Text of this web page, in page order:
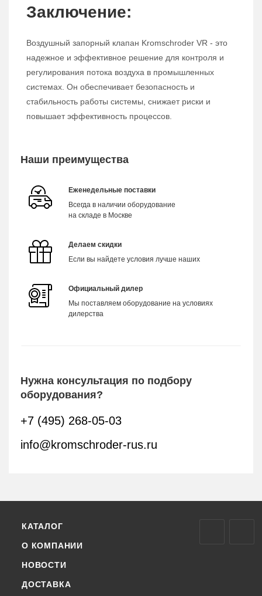
Заключение:
Воздушный запорный клапан Kromschroder VR - это
надежное и эффективное решение для контроля и
регулирования потока воздуха в промышленных
системах. Он обеспечивает безопасность и
стабильность работы системы, снижает риски и
повышает эффективность процессов.
Наши преимущества
Еженедельные поставки
Всегда в наличии оборудование
на складе в Москве
Делаем скидки
Если вы найдете условия лучше наших
Официальный дилер
Мы поставляем оборудование на условиях
дилерства
Нужна консультация по подбору
оборудования?
+7 (495) 268-05-03
info@kromschroder-rus.ru
КАТАЛОГ
О КОМПАНИИ
НОВОСТИ
ДОСТАВКА